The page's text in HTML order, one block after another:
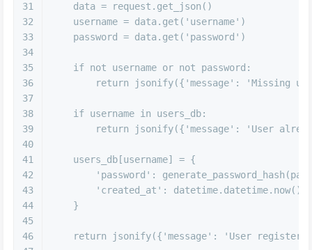
31
32
33
34
35
36
37
38
39
40
41
42
43
44
45
46
    data = request.get_json()
    username = data.get(
'username' )
    password = data.get(
'password' )
if not username or not password:
return jsonify({ 'message' : 'Missing
if username in users_db:
return jsonify({ 'message' : 'User
    users_db[username] = {
'password' :
'created_at' : datetime.datetime.now()
    }
return jsonify({ 'message' : 'User